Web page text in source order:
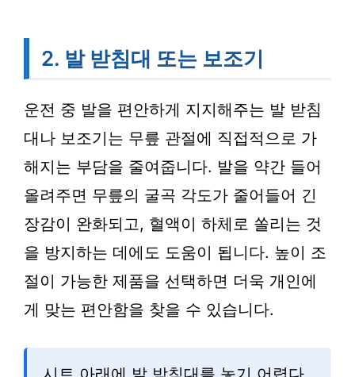
2. 발 받침대 또는 보조기
운전 중 발을 편안하게 지지해주는 발 받침
대나 보조기는 무릎 관절에 직접적으로 가
해지는 부담을 줄여줍니다. 발을 약간 들어
올려주면 무릎의 굴곡 각도가 줄어들어 긴
장감이 완화되고, 혈액이 하체로 쏠리는 것
을 방지하는 데에도 도움이 됩니다. 높이 조
절이 가능한 제품을 선택하면 더욱 개인에
게 맞는 편안함을 찾을 수 있습니다.